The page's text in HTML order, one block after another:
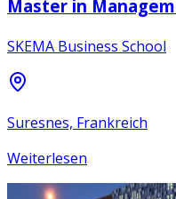
Master in
SKEMA Business School
Suresnes, Frankreich
Weiterlesen